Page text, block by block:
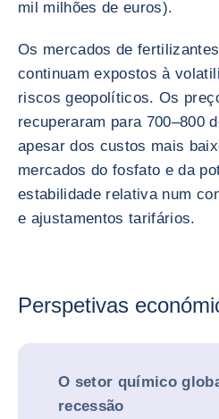
mil milhões de euros).
Os mercados de
continuam expostos à
riscos geopolíticos. Os
recuperaram para 700–800
apesar dos custos mais
mercados do fosfato e da
estabilidade relativa num
e ajustamentos tarifários.
Perspetivas
O setor químico
recessão